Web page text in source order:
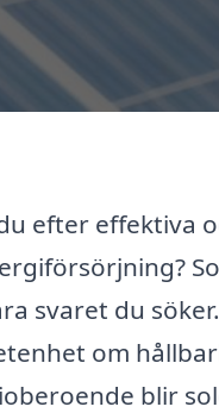
efter effektiva
svaret du
om
blir